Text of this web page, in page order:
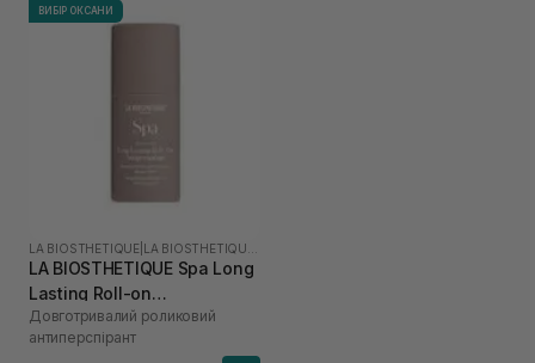
ВИБІР ОКСАНИ
LA BIOSTHETIQUE
LA BIOSTHETIQUE Spa Long
Lasting Roll-on
Antiperspirant 50 мл
Довготривалий роликовий
антиперспірант